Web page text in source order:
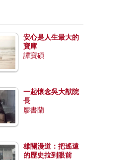
安心是人生最大的
寶庫
譚寶碩
一起懷念吳大猷院
長
廖書蘭
雄關漫道：把遙遠
的歷史拉到眼前